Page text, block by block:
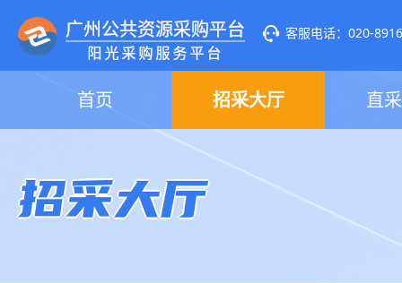
客服电话：020-
首页 招采大厅 直
招采大厅